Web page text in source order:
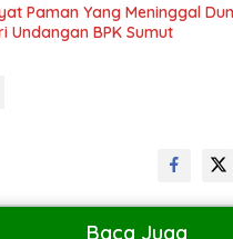
Paman Yang Meninggal
Undangan BPK Sumut
Baca Juga